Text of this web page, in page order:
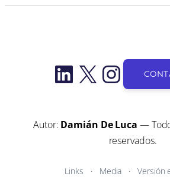
LinkedIn
X
Autor: Damián De Luca —
reservados.
Links Media Versión